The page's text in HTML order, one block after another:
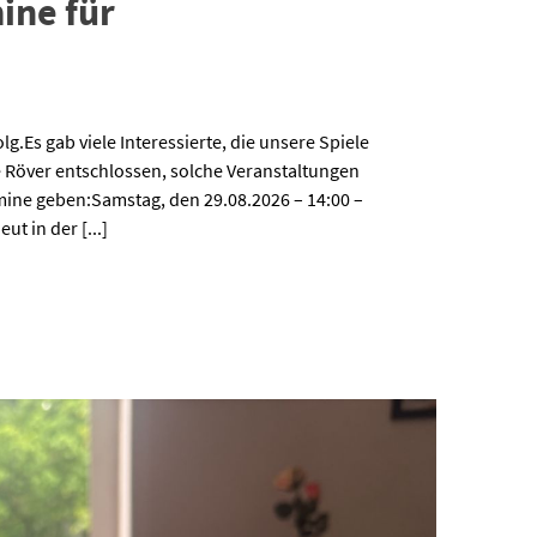
für
gab viele Interessierte, die unsere Spiele
entschlossen, solche Veranstaltungen
geben:Samstag, den 29.08.2026 – 14:00 –
in der [...]